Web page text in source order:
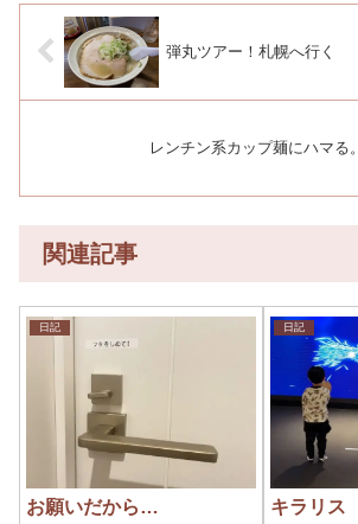
弾丸ツアー！札幌へ行く
レンチン系カップ麺にハマる。
関連記事
日記
お願いだから…
日記
キラリス